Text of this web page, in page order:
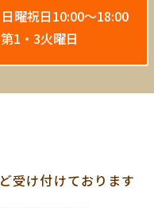
日曜祝日10:00〜18:00
1・3火曜日
受け付けております